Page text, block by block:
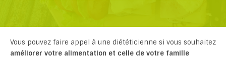
Vous pouvez faire appel à une diététicienne si vous souhaitez
améliorer votre alimentation et celle de votre famille